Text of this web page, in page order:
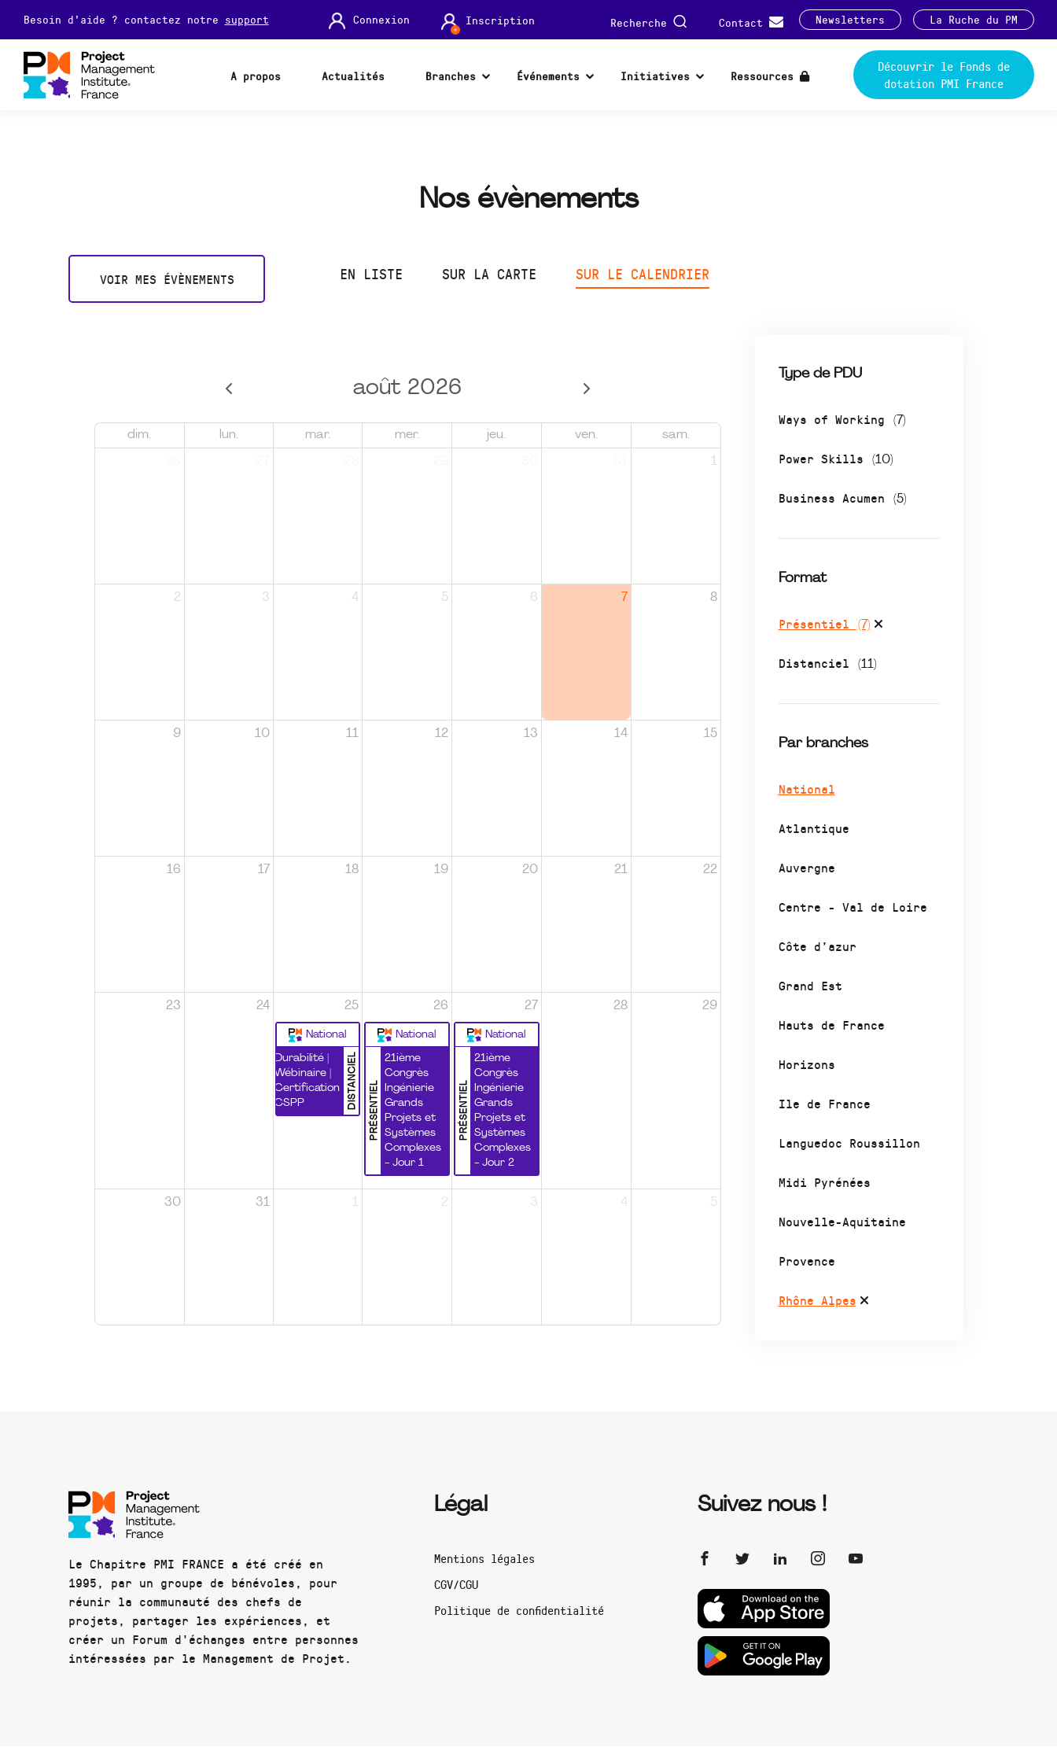
Besoin d'aide ? contactez notre support Connexion Inscription Recherche Contact Newsletters La Ruche du PM
A propos Actualités Branches Événements Initiatives Ressources
Découvrir le Fonds de
dotation PMI France
Nos évènements
VOIR MES ÉVÈNEMENTS EN LISTE SUR LA CARTE SUR LE CALENDRIER
Type de PDU
Ways of Working (7)
Power Skills (10)
Business Acumen (5)
Format
Présentiel (7)
Distanciel (11)
Par branches
National
Atlantique
Auvergne
Centre - Val de Loire
Côte d’azur
Grand Est
Hauts de France
Horizons
Ile de France
Languedoc Roussillon
Midi Pyrénées
Nouvelle-Aquitaine
Provence
Rhône Alpes
août 2026
dim. lun. mar. mer. jeu. ven. sam.
1
2 3 4 5 6 7 8
9 10 11 12 13 14 15
16 17 18 19 20 21 22
23 24 25
National
DISTANCIEL
Durabilité |
Wébinaire |
Certification
CSPP
26
National
PRÉSENTIEL
21ième
Congrès
Ingénierie
Grands
Projets et
Systèmes
Complexes
- Jour 1
27
National
PRÉSENTIEL
21ième
Congrès
Ingénierie
Grands
Projets et
Systèmes
Complexes
- Jour 2
28 29
30 31 1 2 3 4 5
Le Chapitre PMI FRANCE a été créé en
1995, par un groupe de bénévoles, pour
réunir la communauté des chefs de
projets, partager les expériences, et
créer un Forum d'échanges entre personnes
intéressées par le Management de Projet.
Légal
Mentions légales
CGV/CGU
Politique de confidentialité
Suivez nous !